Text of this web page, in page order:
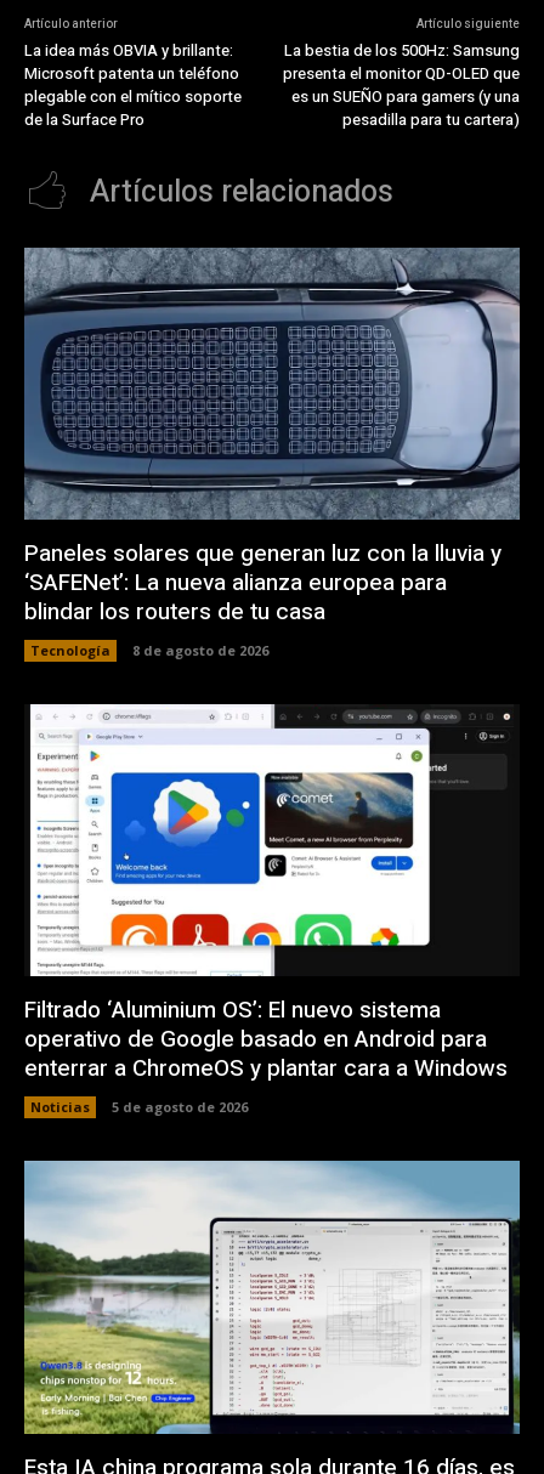
Artículo anterior
La idea más OBVIA y brillante:
Microsoft patenta un teléfono
plegable con el mítico soporte
de la Surface Pro
Artículo siguiente
La bestia de los 500Hz: Samsung
presenta el monitor QD-OLED que
es un SUEÑO para gamers (y una
pesadilla para tu cartera)
Artículos relacionados
Paneles solares que generan luz con la lluvia y
‘SAFENet’: La nueva alianza europea para
blindar los routers de tu casa
Tecnología 8 de agosto de 2026
Filtrado ‘Aluminium OS’: El nuevo sistema
operativo de Google basado en Android para
enterrar a ChromeOS y plantar cara a Windows
Noticias 5 de agosto de 2026